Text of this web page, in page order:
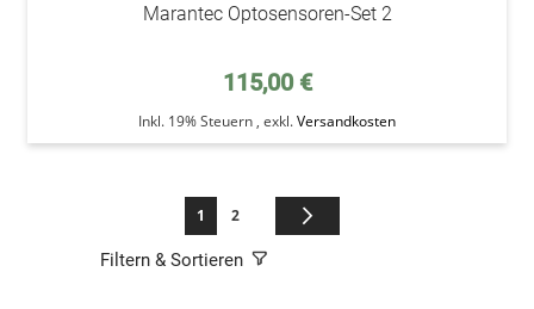
Marantec Optosensoren-Set 2
115,00 €
Inkl. 19% Steuern , exkl.Versandkosten
Seite
Sie lesen gerade die Seite
1 Seite
2
Filtern & Sortieren